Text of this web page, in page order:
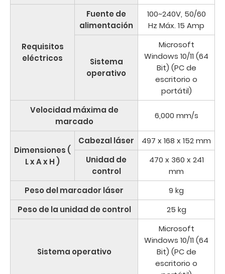
Requisitos
eléctricos
Fuente de
alimentación
100~240V, 50/60
Hz Máx. 15 Amp
Sistema
operativo
Microsoft
Windows 10/11 (64
Bit) (PC de
escritorio o
portátil)
Velocidad máxima de
marcado
6,000 mm/s
Dimensiones (
L x A x H )
Cabezal láser
497 x 168 x 152 mm
Unidad de
control
470 x 360 x 241
mm
Peso del marcador láser
9 kg
Peso de la unidad de control
25 kg
Sistema operativo
Microsoft
Windows 10/11 (64
Bit) (PC de
escritorio o